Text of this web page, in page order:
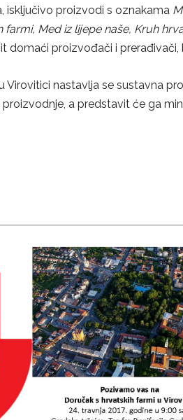
isključivo proizvodi s oznakama
Med iz lijepe naše, Kruh
domaći proizvođači i prerađivači,
Virovitici nastavlja se sustavna
a predstavit će ga